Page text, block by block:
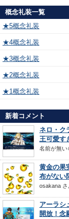
概念礼装一覧
★5概念礼装
★4概念礼装
★3概念礼装
★2概念礼装
★1概念礼装
新着コメント
ネロ・ク
王可愛す
名前が無い
黄金の果
布がない
osakana さ
アーラシ
開放！念